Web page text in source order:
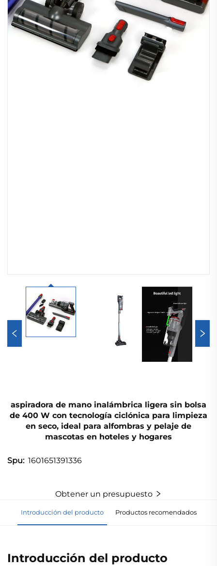
aspiradora de mano inalámbrica ligera sin bolsa
de 400 W con tecnología ciclónica para limpieza
en seco, ideal para alfombras y pelaje de
mascotas en hoteles y hogares
Spu: 1601651391336
Obtener un presupuesto
Introducción del producto Productos recomendados
Introducción del producto